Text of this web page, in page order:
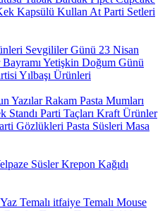
Kapsülü Kullan At Parti Setleri
Sevgililer Günü 23 Nisan
Yetişkin Doğum Günü
Yılbaşı Ürünleri
YazılarRakam Pasta Mumları
Standı Parti Taçları Kraft Ürünler
Gözlükleri Pasta Süsleri Masa
SüslerKrepon Kağıdı
Yaz Temalı itfaiye Temalı Mouse